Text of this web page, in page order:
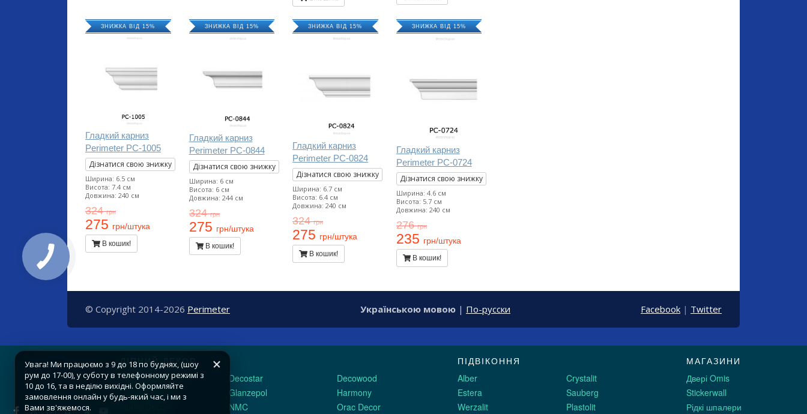
ЗНИЖКА ВІД 15%
Гладкий карниз
Perimeter PC-1005
Дізнатися свою знижку
Ширина: 6.5 см
Висота: 7.4 см
Довжина: 240 см
324грн
275 грн/штука
В кошик!
ЗНИЖКА ВІД 15%
Гладкий карниз
Perimeter PC-0844
Дізнатися свою знижку
Ширина: 6 см
Висота: 6 см
Довжина: 244 см
324грн
275 грн/штука
В кошик!
ЗНИЖКА ВІД 15%
Гладкий карниз
Perimeter PC-0824
Дізнатися свою знижку
Ширина: 6.7 см
Висота: 6.4 см
Довжина: 240 см
324грн
275 грн/штука
В кошик!
ЗНИЖКА ВІД 15%
Гладкий карниз
Perimeter PC-0724
Дізнатися свою знижку
Ширина: 4.6 см
Висота: 5.7 см
Довжина: 240 см
276грн
235 грн/штука
В кошик!
© Copyright 2014-2026 Perimeter Українською мовою | По-русски Facebook | Twitter
ЛІПНИЙ ДЕКОР
Classic Home
Decostar
Decowood
Gaudi Decor
Glanzepol
Harmony
NMC Orac Decor
ПІДВІКОННЯ
Alber
Crystalit
Estera
Sauberg
Werzalit
Plastolit
МАГАЗИНИ
Двері Omis
Stickerwall
Рідкі шпалери
Увага! Ми працюємо з 9 до 18 по буднях, (шоу
рум до 17-00), у суботу в телефонному режимі з
10 до 16, та в неділю вихідні. Оформляйте
замовлення онлайн у будь-який час, і ми з
Вами зв'яжемося.